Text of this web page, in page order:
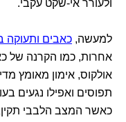
ולעורר אי-שקט עקבי.
למעשה, כאבים ותעוקה
אחרות, כמו הקרנה של
אולקוס, אימון מאומץ
תפוסים ואפילו נגעים
כאשר המצב הלבבי תקין,